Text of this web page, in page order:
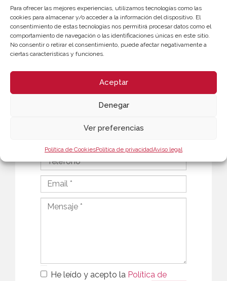
Para ofrecer las mejores experiencias, utilizamos tecnologías como las
cookies para almacenar y/o acceder a la información del dispositivo. El
consentimiento de estas tecnologías nos permitirá procesar datos como el
comportamiento de navegación o las identificaciones únicas en este sitio.
No consentir o retirar el consentimiento, puede afectar negativamente a
ciertas características y funciones.
Aceptar
Denegar
Ver preferencias
Política de CookiesPolítica de privacidadAviso legal
Andrés Masmano
963 103 996
amasmano@camaravalencia.com
He leído y acepto la Política de